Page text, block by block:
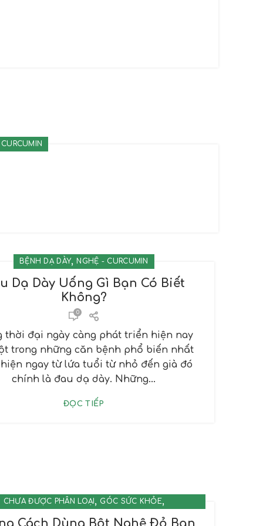
BỆNH DẠ DÀY,NGHỆ - CURCUMIN
Dạ Dày Uống Gì Bạn Có Biết
Không?
0
thời đại ngày càng phát triển hiện nay
trong những căn bệnh phổ biến nhất
ngay từ lứa tuổi từ nhỏ đến già đó
chính là đau dạ dày. Những...
ĐỌC TIẾP
CHƯA ĐƯỢC PHÂN LOẠI, GÓC SỨC KHỎE,
NGHỆ - CURCUMIN
Cách Dùng Bột Nghệ Đỏ Bạn